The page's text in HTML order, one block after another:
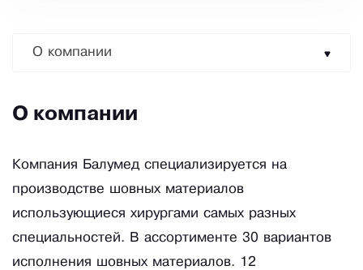
О компании
О компании
Компания Балумед специализируется на
производстве шовных материалов
использующиеся хирургами самых разных
специальностей. В ассортименте 30 вариантов
исполнения шовных материалов. 12